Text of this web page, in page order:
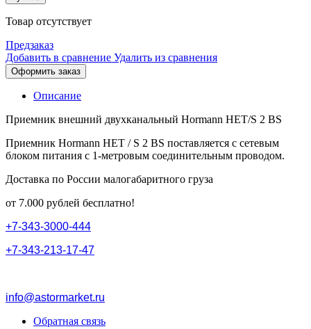
Товар отсутствует
Предзаказ
Добавить в сравнение Удалить из сравнения
Оформить заказ
Описание
Приемник внешний двухканальный Hormann HET/S 2 BS
Приемник Hormann HET / S 2 BS поставляется с сетевым
блоком питания с 1-метровым соединительным проводом.
Доставка по России малогабаритного груза
от 7.000 рублей бесплатно!
+7-343-3000-444
+7-343-213-17-47
info@astormarket.ru
Обратная связь